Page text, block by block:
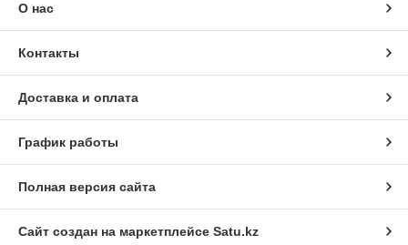
О нас
Контакты
Доставка и оплата
График работы
Полная версия сайта
Сайт создан на маркетплейсе Satu.kz